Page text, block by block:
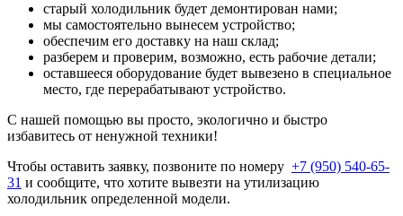
старый холодильник будет демонтирован нами;
мы самостоятельно вынесем устройство;
обеспечим его доставку на наш склад;
разберем и проверим, возможно, есть рабочие детали;
оставшееся оборудование будет вывезено в специальное
место, где перерабатывают устройство.
С нашей помощью вы просто, экологично и быстро
избавитесь от ненужной техники!
Чтобы оставить заявку, позвоните по номеру +7 (950) 540-65-
31 и сообщите, что хотите вывезти на утилизацию
холодильник определенной модели.